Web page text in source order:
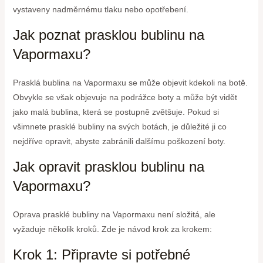
vystaveny nadměrnému tlaku nebo opotřebení.
Jak poznat prasklou bublinu na
Vapormaxu?
Prasklá bublina na Vapormaxu se může objevit kdekoli na botě.
Obvykle se však objevuje na podrážce boty a může být vidět
jako malá bublina, která se postupně zvětšuje. Pokud si
všimnete prasklé bubliny na svých botách, je důležité ji co
nejdříve opravit, abyste zabránili dalšímu poškození boty.
Jak opravit prasklou bublinu na
Vapormaxu?
Oprava prasklé bubliny na Vapormaxu není složitá, ale
vyžaduje několik kroků. Zde je návod krok za krokem:
Krok 1: Připravte si potřebné